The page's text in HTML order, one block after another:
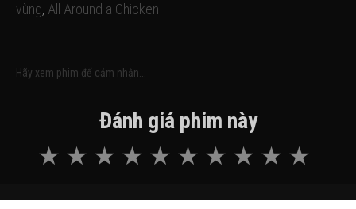
vùng, All Around a Chicken
Hãy xem phim để cảm nhận...
Đánh giá phim này